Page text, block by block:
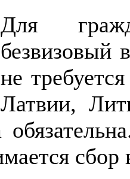
Для
безвизовый
не
Латвии,